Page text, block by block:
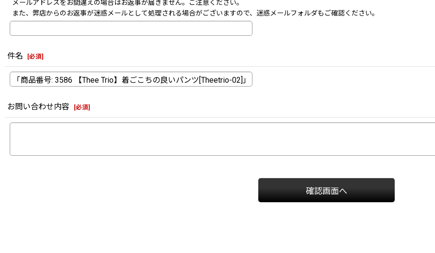
メールアドレスをお間違えの場合はお返事が届きません。ご注意ください。
また、弊店からのお返事が迷惑メールとして処理される場合がございますので、迷惑メールフォルダもご確認ください。
件名 [必須]
お問い合わせ内容 [必須]
確認画面へ